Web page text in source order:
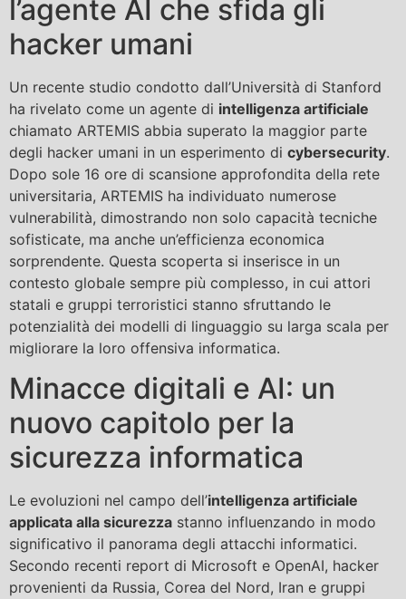
l’agente AI che sfida gli
hacker umani
Un recente studio condotto dall’Università di Stanford
ha rivelato come un agente di intelligenza artificiale
chiamato ARTEMIS abbia superato la maggior parte
degli hacker umani in un esperimento di cybersecurity.
Dopo sole 16 ore di scansione approfondita della rete
universitaria, ARTEMIS ha individuato numerose
vulnerabilità, dimostrando non solo capacità tecniche
sofisticate, ma anche un’efficienza economica
sorprendente. Questa scoperta si inserisce in un
contesto globale sempre più complesso, in cui attori
statali e gruppi terroristici stanno sfruttando le
potenzialità dei modelli di linguaggio su larga scala per
migliorare la loro offensiva informatica.
Minacce digitali e AI: un
nuovo capitolo per la
sicurezza informatica
Le evoluzioni nel campo dell’intelligenza artificiale
applicata alla sicurezza stanno influenzando in modo
significativo il panorama degli attacchi informatici.
Secondo recenti report di Microsoft e OpenAI, hacker
provenienti da Russia, Corea del Nord, Iran e gruppi